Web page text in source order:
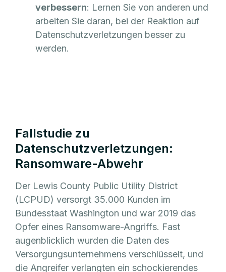
verbessern: Lernen Sie von anderen und
arbeiten Sie daran, bei der Reaktion auf
Datenschutzverletzungen besser zu
werden.
Fallstudie zu
Datenschutzverletzungen:
Ransomware-Abwehr
Der Lewis County Public Utility District
(LCPUD) versorgt 35.000 Kunden im
Bundesstaat Washington und war 2019 das
Opfer eines Ransomware-Angriffs. Fast
augenblicklich wurden die Daten des
Versorgungsunternehmens verschlüsselt, und
die Angreifer verlangten ein schockierendes